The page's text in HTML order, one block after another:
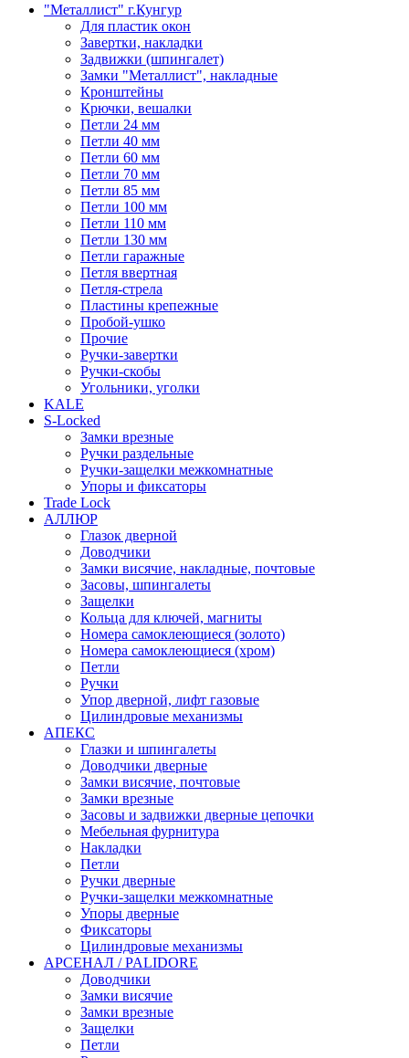
"Металлист" г.Кунгур
Для пластик окон
Завертки, накладки
Задвижки (шпингалет)
Замки "Металлист", накладные
Кронштейны
Крючки, вешалки
Петли 24 мм
Петли 40 мм
Петли 60 мм
Петли 70 мм
Петли 85 мм
Петли 100 мм
Петли 110 мм
Петли 130 мм
Петли гаражные
Петля ввертная
Петля-стрела
Пластины крепежные
Пробой-ушко
Прочие
Ручки-завертки
Ручки-скобы
Угольники, уголки
KALE
S-Locked
Замки врезные
Ручки раздельные
Ручки-защелки межкомнатные
Упоры и фиксаторы
Trade Lock
АЛЛЮР
Глазок дверной
Доводчики
Замки висячие, накладные, почтовые
Засовы, шпингалеты
Защелки
Кольца для ключей, магниты
Номера самоклеющиеся (золото)
Номера самоклеющиеся (хром)
Петли
Ручки
Упор дверной, лифт газовые
Цилиндровые механизмы
АПЕКС
Глазки и шпингалеты
Доводчики дверные
Замки висячие, почтовые
Замки врезные
Засовы и задвижки дверные цепочки
Мебельная фурнитура
Накладки
Петли
Ручки дверные
Ручки-защелки межкомнатные
Упоры дверные
Фиксаторы
Цилиндровые механизмы
АРСЕНАЛ / PALIDORE
Доводчики
Замки висячие
Замки врезные
Защелки
Петли